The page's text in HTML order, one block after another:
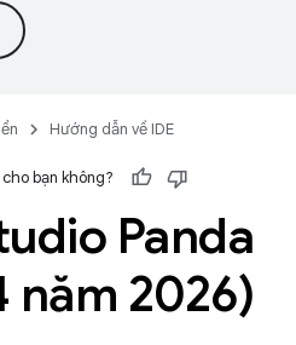
Hướng dẫn về IDE
bạn không?
Panda
năm 2026)